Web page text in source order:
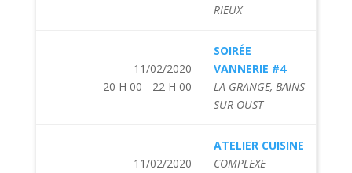
RIEUX
11/02/2020
20 H 00 - 22 H 00
SOIRÉE
VANNERIE #4
LA GRANGE, BAINS
SUR OUST
11/02/2020
ATELIER CUISINE
COMPLEXE